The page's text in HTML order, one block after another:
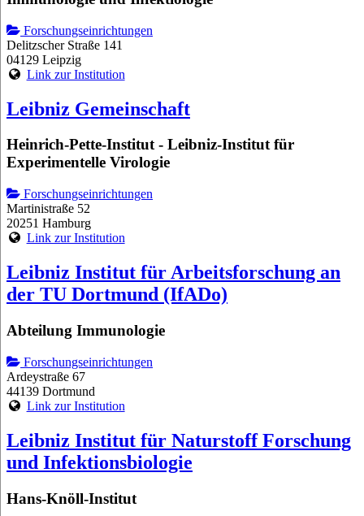
Forschungseinrichtungen
Delitzscher Straße 141
04129 Leipzig
Link zur Institution
Leibniz Gemeinschaft
Heinrich-Pette-Institut - Leibniz-Institut für
Experimentelle Virologie
Forschungseinrichtungen
Martinistraße 52
20251 Hamburg
Link zur Institution
Leibniz Institut für Arbeitsforschung an
der TU Dortmund (IfADo)
Abteilung Immunologie
Forschungseinrichtungen
Ardeystraße 67
44139 Dortmund
Link zur Institution
Leibniz Institut für Naturstoff Forschung
und Infektionsbiologie
Hans-Knöll-Institut